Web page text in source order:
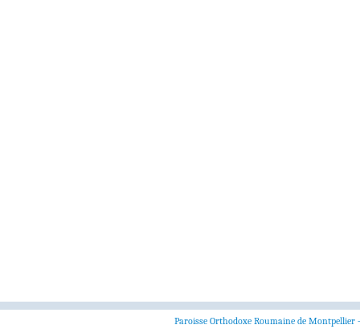
Paroisse Orthodoxe Roumaine de Montpellier